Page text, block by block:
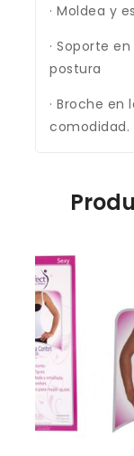
· Moldea y
· Soporte
postura
· Broche
comodidad.